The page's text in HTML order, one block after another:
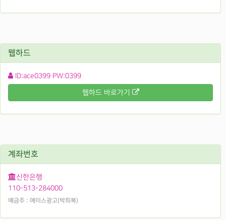
웹하드
ID:ace0399 PW:0399
웹하드 바로가기
계좌번호
신한은행
110-513-284000
예금주 : 에이스광고(박희복)